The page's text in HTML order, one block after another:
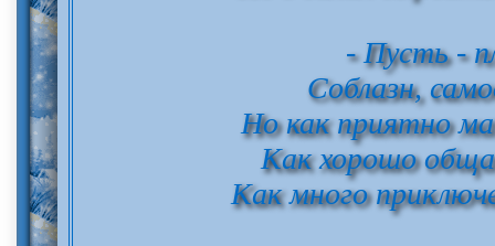
- Пусть -
Соблазн,
Но как приятно
Как хорошо
Как много